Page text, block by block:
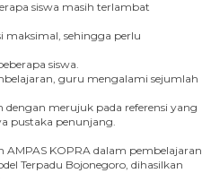
siswa masih terlambat
maksimal, sehingga perlu
siswa.
guru mengalami sejumlah
merujuk pada referensi yang
pustaka penunjang.
AMPAS KOPRA dalam pembelajaran
Terpadu Bojonegoro, dihasilkan